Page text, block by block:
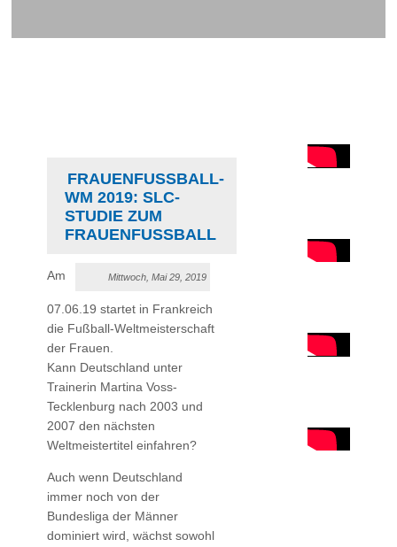
FRAUENFUSSBALL-W
M 2019: SLC-S
TUDIE ZUM F
RAUENFUSSBALL
Mittwoch, Mai 29, 2019
Am
07.06.19 startet in Frankreich
die Fußball-Weltmeisterschaft
der Frauen.
Kann Deutschland unter
Trainerin Martina Voss-
Tecklenburg nach 2003 und
2007 den nächsten
Weltmeistertitel einfahren?
Auch wenn Deutschland
immer noch von der
Bundesliga der Männer
dominiert wird, wächst sowohl